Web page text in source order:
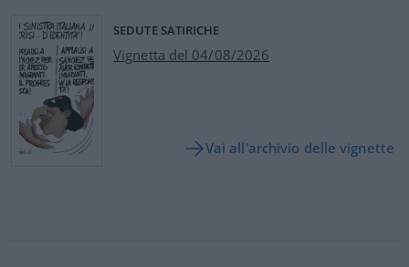
SEDUTE SATIRICHE
Vignetta del 04/08/2026
Vai all'archivio delle vignette